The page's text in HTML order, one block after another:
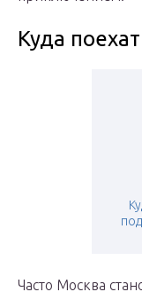
Куда
Часто Москва